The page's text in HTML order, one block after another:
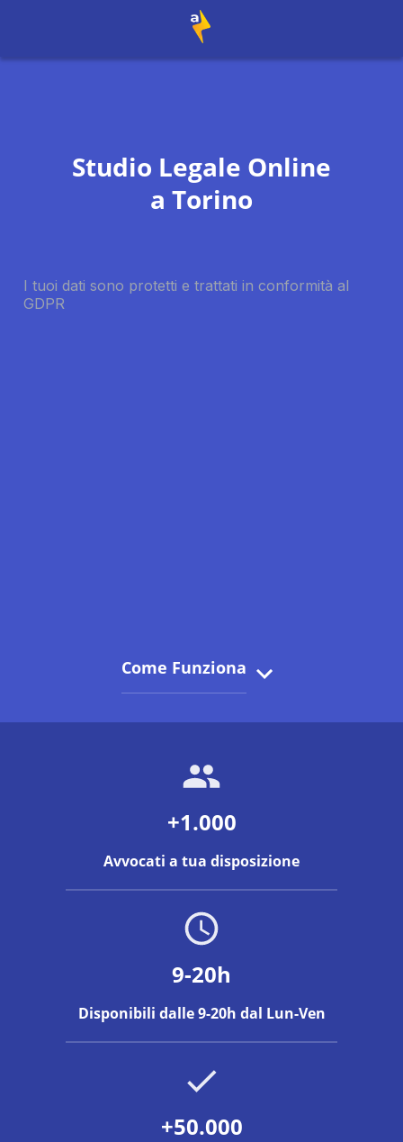
Studio Legale Online
a Torino
Come Funziona
+1.000
Avvocati a tua disposizione
9-20h
Disponibili dalle 9-20h dal Lun-Ven
+50.000